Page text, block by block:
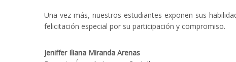
Una vez más, nuestros estudiantes exponen sus
felicitación especial por su participación y compromiso.
Jeniffer Iliana Miranda Arenas